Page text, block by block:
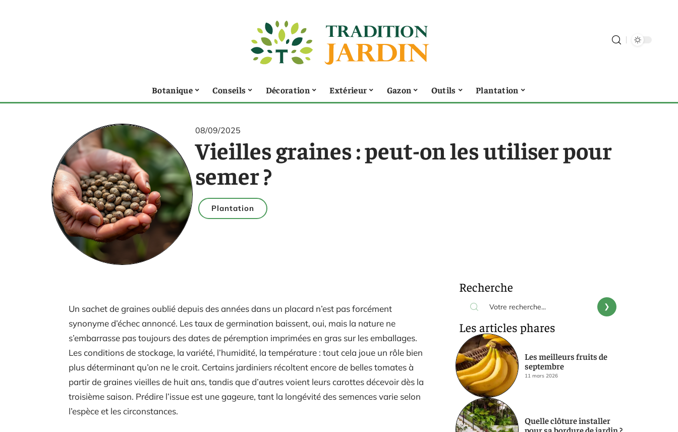
Botanique Conseils Décoration Extérieur Gazon Outils Plantation
08/09/2025
Vieilles graines : peut-on les utiliser pour
semer ?
Plantation
Un sachet de graines oublié depuis des années dans un placard n’est pas forcément
synonyme d’échec annoncé. Les taux de germination baissent, oui, mais la nature ne
s’embarrasse pas toujours des dates de péremption imprimées en gras sur les emballages.
Les conditions de stockage, la variété, l’humidité, la température : tout cela joue un rôle bien
plus déterminant qu’on ne le croit. Certains jardiniers récoltent encore de belles tomates à
partir de graines vieilles de huit ans, tandis que d’autres voient leurs carottes décevoir dès la
troisième saison. Prédire l’issue est une gageure, tant la longévité des semences varie selon
l’espèce et les circonstances.
Recherche
Les articles phares
Les meilleurs fruits de
septembre
11 mars 2026
Quelle clôture installer